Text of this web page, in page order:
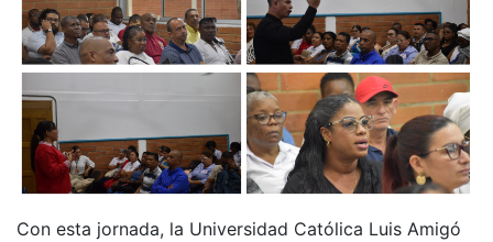
Con esta jornada, la Universidad Católica Luis Amigó